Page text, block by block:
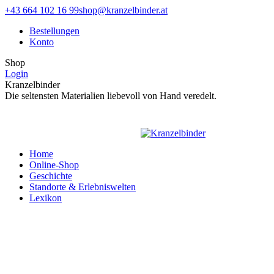
Zum
springen
Facebook
opens
window
Instagram
opens
window
+43 664 102 16 99shop@kranzelbinder.at
Bestellungen
Konto
Shop
Login
Kranzelbinder
Die seltensten Materialien liebevoll von Hand veredelt.
Home
Online-Shop
Geschichte
Standorte & Erlebniswelten
Lexikon